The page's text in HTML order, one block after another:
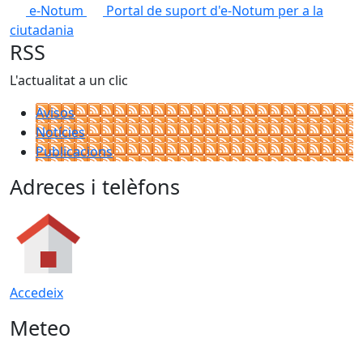
e-Notum
Portal de suport d'e-Notum per a la
ciutadania
RSS
L'actualitat a un clic
Avisos
Notícies
Publicacions
Adreces i telèfons
Accedeix
Meteo